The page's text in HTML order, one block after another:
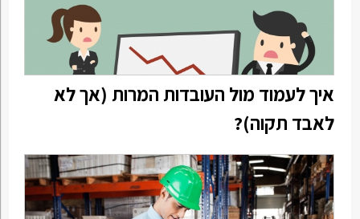
איך לעמוד מול העובדות המרות (אך לא
לאבד תקוה)?